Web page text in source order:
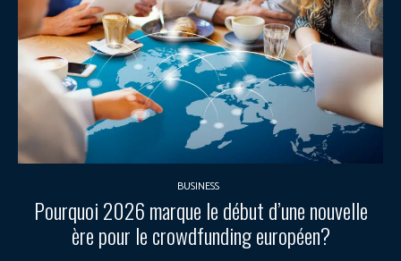
BUSINESS
Pourquoi 2026 marque le début d’une nouvelle
ère pour le crowdfunding européen?